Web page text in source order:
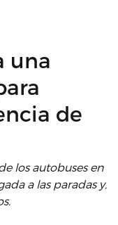
una
de
los autobuses en
a las paradas y,